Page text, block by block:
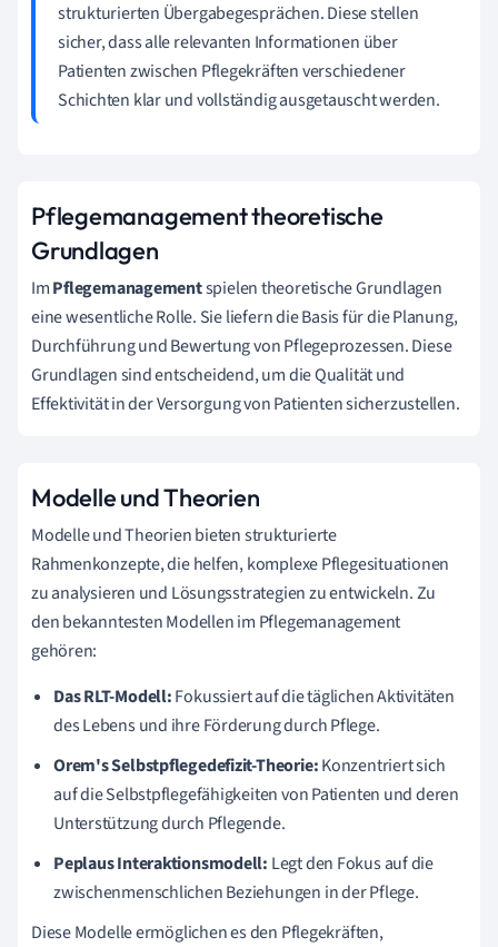
strukturierten Übergabegesprächen. Diese stellen
sicher, dass alle relevanten Informationen über
Patienten zwischen Pflegekräften verschiedener
Schichten klar und vollständig ausgetauscht werden.
Pflegemanagement theoretische
Grundlagen
ImPflegemanagementspielen theoretische Grundlagen
eine wesentliche Rolle. Sie liefern die Basis für die Planung,
Durchführung und Bewertung von Pflegeprozessen. Diese
Grundlagen sind entscheidend, um die Qualität und
Effektivität in der Versorgung von Patienten sicherzustellen.
Modelle und Theorien
Modelle und Theorien bieten strukturierte
Rahmenkonzepte, die helfen, komplexe Pflegesituationen
zu analysieren und Lösungsstrategien zu entwickeln. Zu
den bekanntesten Modellen im Pflegemanagement
gehören:
Das RLT-Modell:Fokussiert auf die täglichen Aktivitäten
des Lebens und ihre Förderung durch Pflege.
Orem's Selbstpflegedefizit-Theorie:Konzentriert sich
auf die Selbstpflegefähigkeiten von Patienten und deren
Unterstützung durch Pflegende.
Peplaus Interaktionsmodell: Legt den Fokus auf die
zwischenmenschlichen Beziehungen in der Pflege.
Diese Modelle ermöglichen es den Pflegekräften,